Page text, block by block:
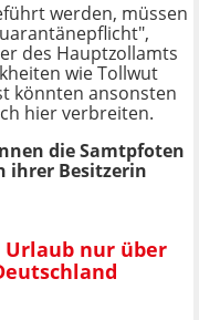
werden, müssen
des Hauptzollamts
wie Tollwut
könnten ansonsten
hier verbreiten.
die Samtpfoten
ihrer Besitzerin
nur über